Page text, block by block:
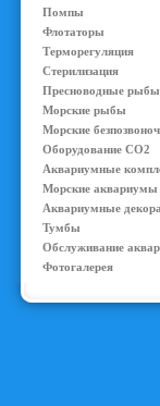
Помпы
Флотаторы
Терморегуляция
Стерилизация
Пресноводные рыбы
Морские рыбы
Морские
Оборудование CO2
Аквариумные
Морские аквариумы
Аквариумные
Тумбы
Обслуживание
Фотогалерея